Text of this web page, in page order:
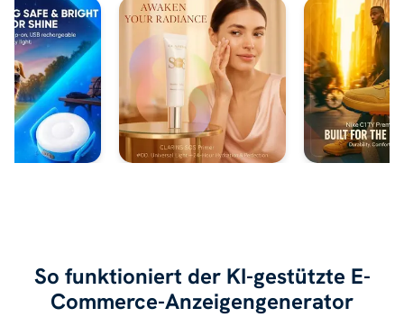
So funktioniert der KI-gestützte E-
Commerce-Anzeigengenerator